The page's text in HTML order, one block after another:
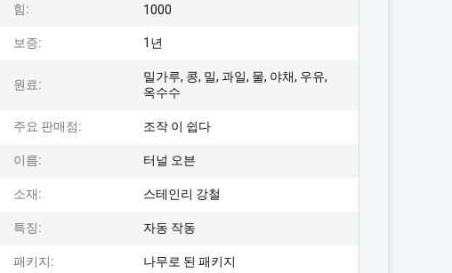
힘: 1000
보증: 1년
원료:
밀가루, 콩, 밀, 과일, 물, 야채, 우유,
옥수수
주요 판매점: 조작 이 쉽다
이름: 터널 오븐
소재: 스테인리 강철
특징: 자동 작동
패키지: 나무로 된 패키지